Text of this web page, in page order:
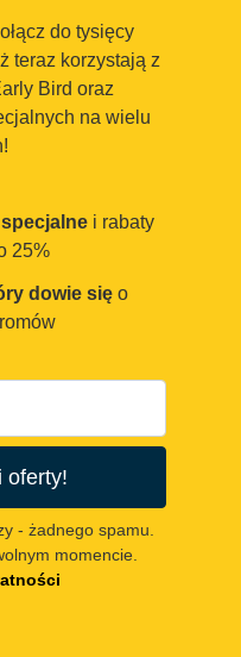
do tysięcy
teraz korzystają z
Bird oraz
na wielu
i rabaty
25%
dowie się o
oferty!
- żadnego spamu.
momencie.